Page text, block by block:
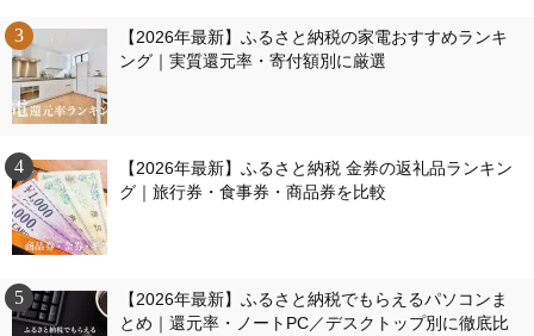
【2026年最新】ふるさと納税の家電おすすめランキ
ング｜実質還元率・寄付額別に厳選
【2026年最新】ふるさと納税 金券の返礼品ランキン
グ｜旅行券・食事券・商品券を比較
【2026年最新】ふるさと納税でもらえるパソコンま
とめ｜還元率・ノートPC／デスクトップ別に徹底比